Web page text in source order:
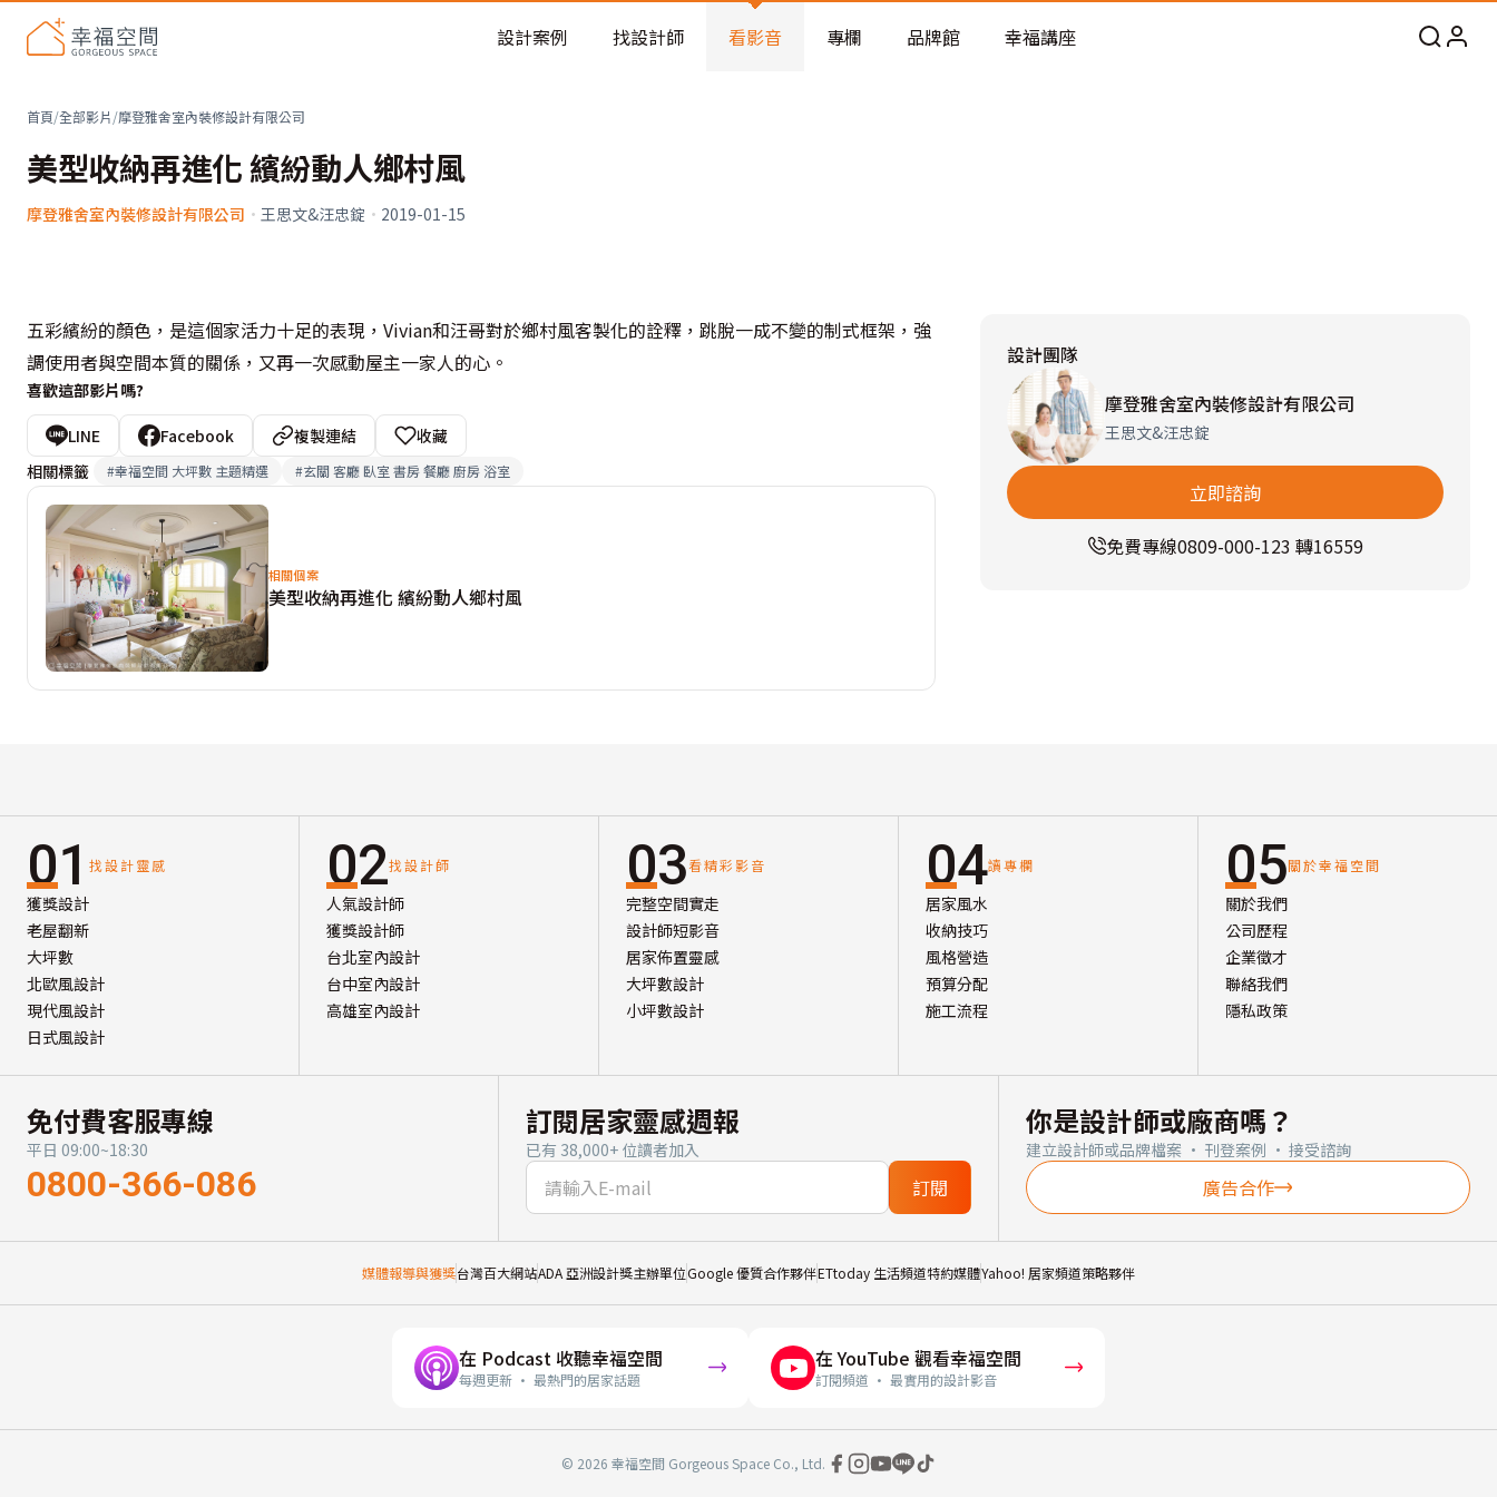
老屋預算分配與高 CP 值煥新術
設計案例 找設計師 看影音 專欄 品牌館 幸福講座
首頁/全部影片/摩登雅舍室內裝修設計有限公司
美型收納再進化 繽紛動人鄉村風
摩登雅舍室內裝修設計有限公司 · 王思文&汪忠錠 · 2019-01-15
五彩繽紛的顏色，是這個家活力十足的表現，Vivian和汪哥對於鄉村風客製化的詮釋，跳脫一成不變的制式框架，強
調使用者與空間本質的關係，又再一次感動屋主一家人的心。
喜歡這部影片嗎?
LINE Facebook 複製連結
收藏
相關標籤
#幸福空間 大坪數 主題精選 #玄關 客廳 臥室 書房 餐廳 廚房 浴室
相關個案
美型收納再進化 繽紛動人鄉村風
設計團隊
摩登雅舍室內裝修設計有限公司
王思文&汪忠錠
立即諮詢
免費專線0809-000-123 轉16559
01 找設計靈感
獲獎設計
老屋翻新
大坪數
北歐風設計
現代風設計
日式風設計
02找設計師
人氣設計師
獲獎設計師
台北室內設計
台中室內設計
高雄室內設計
03看精彩影音
完整空間實走
設計師短影音
居家佈置靈感
大坪數設計
小坪數設計
04讀專欄
居家風水
收納技巧
風格營造
預算分配
施工流程
05關於幸福空間
關於我們
公司歷程
企業徵才
聯絡我們
隱私政策
免付費客服專線
平日 09:00~18:30
0800-366-086
訂閱居家靈感週報
已有 38,000+ 位讀者加入
訂閱
你是設計師或廠商嗎？
建立設計師或品牌檔案 · 刊登案例 · 接受諮詢
廣告合作
媒體報導與獲獎台灣百大網站ADA 亞洲設計獎主辦單位Google 優質合作夥伴ETtoday 生活頻道特約媒體Yahoo! 居家頻道策略夥伴
在 Podcast 收聽幸福空間
每週更新 · 最熱門的居家話題
在 YouTube 觀看幸福空間
訂閱頻道 · 最實用的設計影音
© 2026 幸福空間 Gorgeous Space Co., Ltd.